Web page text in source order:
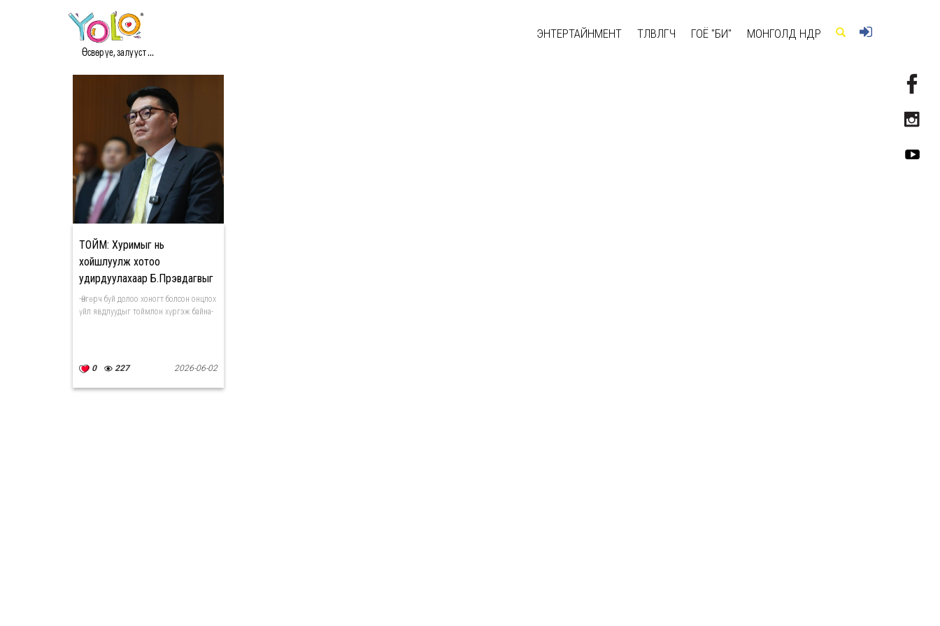
Өсвөр үе, залууст ...
ЭНТЕРТАЙНМЕНТ ТӨЛӨВЛӨГЧ ГОЁ "БИ" МОНГОЛД ӨНӨӨДӨР
#ОНЦЛОХ ҮЙЛ ЯВДЛУУД МЭДЭЭ
ТОЙМ: Хуримыг нь
хойшлуулж хотоо
удирдуулахаар Б.Пүрэвдагвыг
даргаар сонгов
-Өнгөрч буй долоо хоногт болсон онцлох
үйл явдлуудыг тоймлон хүргэж байна-
0 227 2026-06-02